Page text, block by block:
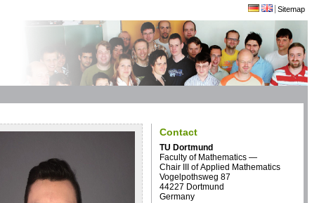
Sitemap
Contact
TU Dortmund
Faculty of Mathematics —
Chair III of Applied Mathematics
Vogelpothsweg 87
44227 Dortmund
Germany